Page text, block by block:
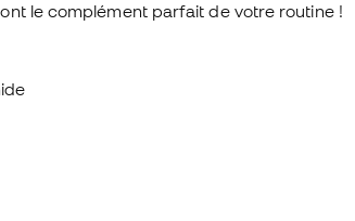
le complément parfait de votre routine !